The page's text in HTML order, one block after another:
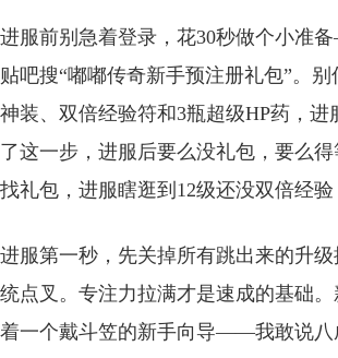
进服前别急着登录，花30秒做个小准
贴吧搜“嘟嘟传奇新手预注册礼包”。
神装、双倍经验符和3瓶超级HP药，
了这一步，进服后要么没礼包，要么
找礼包，进服瞎逛到12级还没双倍经
进服第一秒，先关掉所有跳出来的升
统点叉。专注力拉满才是速成的基础
着一个戴斗笠的新手向导——我敢说八